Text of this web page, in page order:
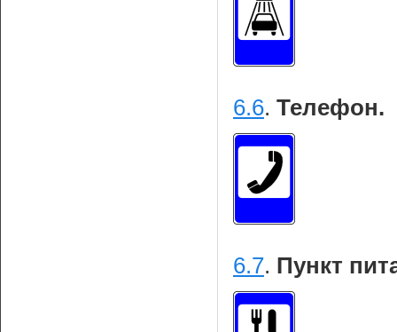
6.6. Телефон.
6.7. Пункт